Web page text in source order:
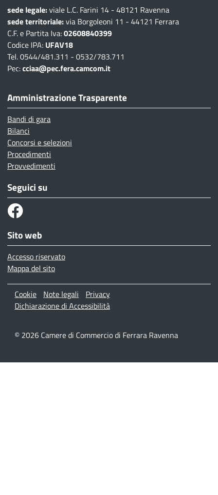
sede legale:viale L.C. Farini 14 - 48121 Ravenna
sede territoriale:via Borgoleoni 11 - 44121 Ferrara
C.F. e Partita Iva:02608840399
Codice IPA: UFAV18
Tel. 0544/481.311 - 0532/783.711
Pec:cciaa@pec.fera.camcom.it
Amministrazione Trasparente
Bandi di gara
Bilanci
Concorsi e selezioni
Procedimenti
Provvedimenti
Seguici su
Sito web
Accesso riservato
Mappa del sito
Menù privacy
Cookie Note legali
Privacy
Dichiarazione di Accessibilità
© 2026 Camere di Commercio di Ferrara Ravenna